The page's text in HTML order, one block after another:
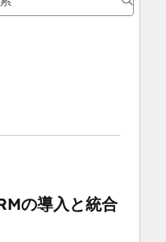
の導入と統合